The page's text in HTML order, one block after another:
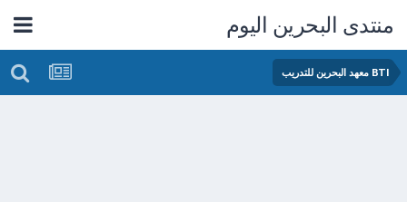
منتدى البحرين اليوم
BTI معهد البحرين للتدريب